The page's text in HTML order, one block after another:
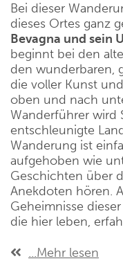
Bei dieser
dieses Ortes ganz
Bevagna und sein
beginnt bei den
den wunderbaren,
die voller Kunst
oben und nach
Wanderführer wird
entschleunigte
Wanderung ist
aufgehoben wie
Geschichten über
Anekdoten hören.
Geheimnisse
die hier leben,
...Mehr lesen